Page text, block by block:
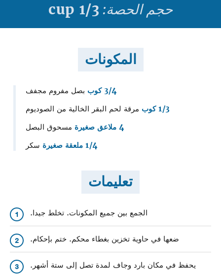
حجم الحصة: 1/3 cup
المكونات
3/4 كوب
بصل مفروم مجفف
1/3 كوب
مرقة لحم البقر الخالية من الصوديوم
4 ملاعق صغيرة
مسحوق البصل
1/4 ملعقة صغيرة
سكر
تعليمات
1 الجمع بين جميع المكونات. تخلط جيدا.
2 ضعها في حاوية تخزين بغطاء محكم. ختم بإحكام.
3 يحفظ في مكان بارد وجاف لمدة تصل إلى ستة أشهر.